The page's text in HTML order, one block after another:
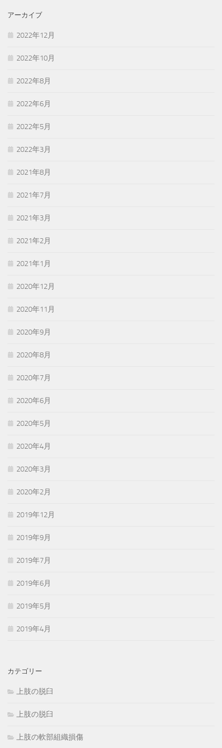
アーカイブ
2022年12月
2022年10月
2022年8月
2022年6月
2022年5月
2022年3月
2021年8月
2021年7月
2021年3月
2021年2月
2021年1月
2020年12月
2020年11月
2020年9月
2020年8月
2020年7月
2020年6月
2020年5月
2020年4月
2020年3月
2020年2月
2019年12月
2019年9月
2019年7月
2019年6月
2019年5月
2019年4月
カテゴリー
上肢の脱臼
上肢の脱臼
上肢の軟部組織損傷